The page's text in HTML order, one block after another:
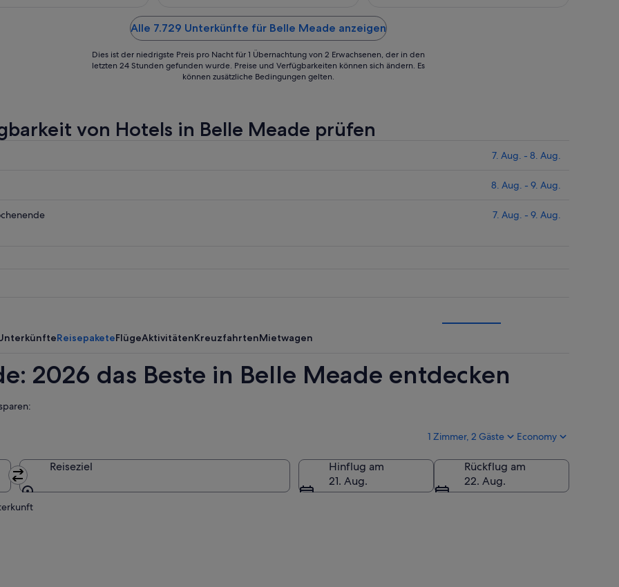
dazu sagen. Allerdings würden wir nach
dem ersten Eindruck jederzeit wieder hier
buchen!"
Alle 7.729 Unterkünfte für Belle Meade anzeigen
Dies ist der niedrigste Preis pro Nacht für 1 Übernachtung von 2 Erwachsenen, der in den
letzten 24 Stunden gefunden wurde. Preise und Verfügbarkeiten können sich ändern. Es
können zusätzliche Bedingungen gelten.
von Hotels in Belle Meade prüfen
7. Aug. - 8. Aug.
8. Aug. - 9. Aug.
7. Aug. - 9. Aug.
ReisepaketeFlügeAktivitätenKreuzfahrtenMietwagen
2026 das Beste in Belle Meade entdecken
1 Zimmer, 2 Gäste Economy
Reiseziel
Hinflug am
21. Aug.
Rückflug am
22. Aug.